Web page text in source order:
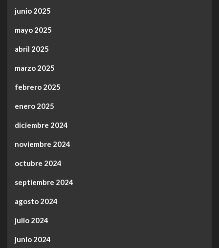
junio 2025
mayo 2025
abril 2025
marzo 2025
febrero 2025
enero 2025
diciembre 2024
noviembre 2024
octubre 2024
septiembre 2024
agosto 2024
julio 2024
junio 2024